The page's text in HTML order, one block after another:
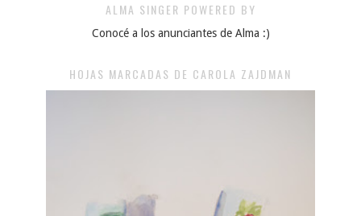
ALMA SINGER POWERED BY
Conocé a los anunciantes de Alma :)
HOJAS MARCADAS DE CAROLA ZAJDMAN